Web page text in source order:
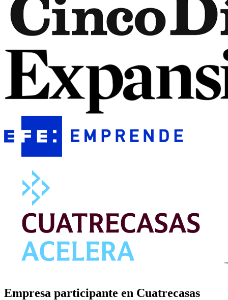
Empresa participante en Cuatrecasas